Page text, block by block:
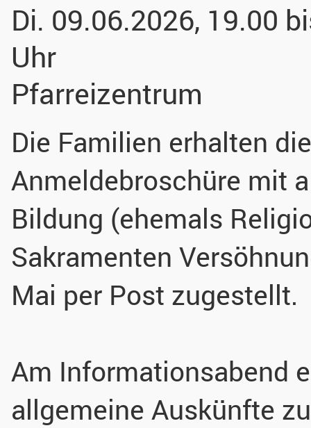
Di. 09.06.2026, 19.00
Uhr
Pfarreizentrum
Die Familien erhalten die
Anmeldebroschüre mit
Bildung (ehemals
Sakramenten
Mai per Post zugestellt.
Am Informationsabend
allgemeine Auskünfte